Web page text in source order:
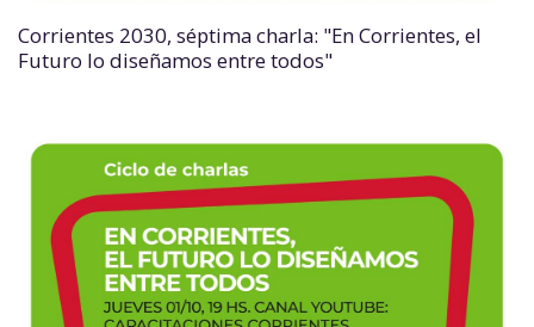
Corrientes 2030, séptima charla: "En Corrientes, el
Futuro lo diseñamos entre todos"